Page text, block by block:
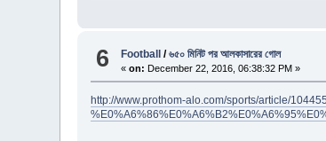
6 Football /৬৫০ মিনিট পর আলকাসারের গোল
«on: December 22, 2016, 06:38:32 PM »
http://www.prothom-alo.com/sports/article/